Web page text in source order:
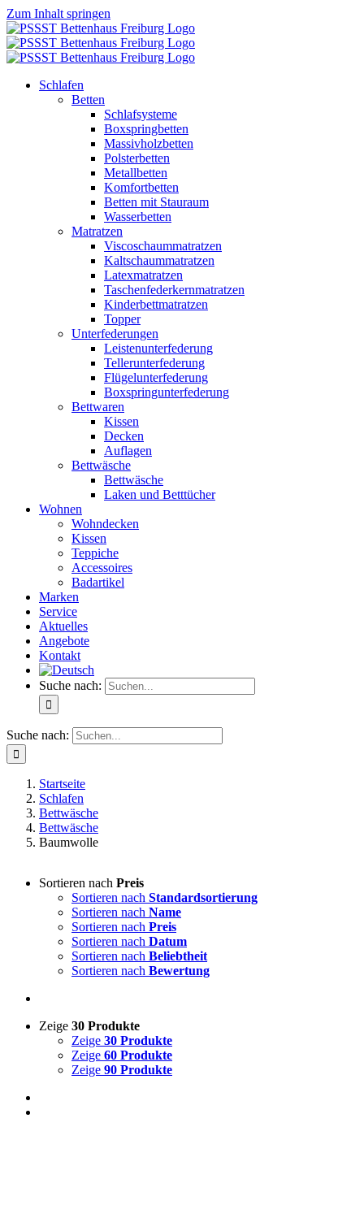
Zum Inhalt springen
Schlafen
Betten
Schlafsysteme
Boxspringbetten
Massivholzbetten
Polsterbetten
Metallbetten
Komfortbetten
Betten mit Stauraum
Wasserbetten
Matratzen
Viscoschaummatratzen
Kaltschaummatratzen
Latexmatratzen
Taschenfederkernmatratzen
Kinderbettmatratzen
Topper
Unterfederungen
Leistenunterfederung
Tellerunterfederung
Flügelunterfederung
Boxspringunterfederung
Bettwaren
Kissen
Decken
Auflagen
Bettwäsche
Bettwäsche
Laken und Betttücher
Wohnen
Wohndecken
Kissen
Teppiche
Accessoires
Badartikel
Marken
Service
Aktuelles
Angebote
Kontakt
Suche nach:
Suche nach:
Startseite
Schlafen
Bettwäsche
Bettwäsche
Baumwolle
Sortieren nach Preis
Sortieren nach Standardsortierung
Sortieren nach Name
Sortieren nach Preis
Sortieren nach Datum
Sortieren nach Beliebtheit
Sortieren nach Bewertung
Zeige 30 Produkte
Zeige 30 Produkte
Zeige 60 Produkte
Zeige 90 Produkte